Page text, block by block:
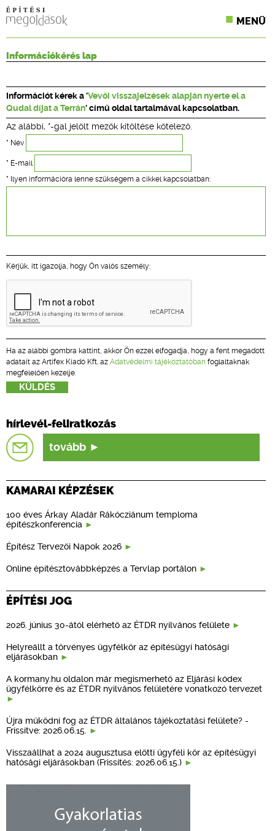
MENÜ
CPR TERMÉKKIÍRÁS
ÉPÍTÉSI JOG
ONLINE KÉPZÉSEK
TERVEZÉSI SEGÉDLETEK
Információkérés lap
Információt kérek a 'Vevői visszajelzések alapján nyerte el a
Qudal díjat a Terrán' című oldal tartalmával kapcsolatban.
Az alábbi, *-gal jelölt mezők kitöltése kötelező.
* Név
* E-mail
* Ilyen információra lenne szükségem a cikkel kapcsolatban:
Kérjük, itt igazolja, hogy Ön valós személy:
Ha az alábbi gombra kattint, akkor Ön ezzel elfogadja, hogy a fent megadott
adatait az Artifex Kiadó Kft. az Adatvédelmi tájékoztatóban foglaltaknak
megfelelően kezelje.
hírlevél-feliratkozás
tovább
KAMARAI KÉPZÉSEK
100 éves Árkay Aladár Rákócziánum temploma
építészkonferencia
Építész Tervezői Napok 2026
Online építésztovábbképzés a Tervlap portálon
ÉPÍTÉSI JOG
2026. június 30-ától elérhető az ÉTDR nyilvános felülete
Helyreállt a törvényes ügyfélkör az építésügyi hatósági
eljárásokban
A kormany.hu oldalon már megismerhető az Eljárási kódex
ügyfélkörre és az ÉTDR nyilvános felületére vonatkozó tervezet
Újra működni fog az ÉTDR általános tájékoztatási felülete? -
Frissítve: 2026.06.15.
Visszaállhat a 2024 augusztusa előtti ügyféli kör az építésügyi
hatósági eljárásokban (Frissítés: 2026.06.15.)